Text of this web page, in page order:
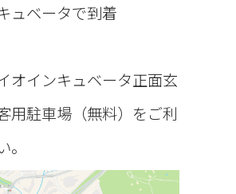
て、以下のよ
のとなりま
ュベータで到着
オインキュベータ正面玄
用駐車場（無料）をご利